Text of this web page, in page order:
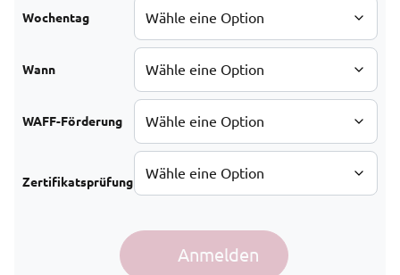
Wochentag
Wann
WAFF-Förderung
Zertifikatsprüfung
Spanisch A2 in Sommer 2026 Menge
Anmelden